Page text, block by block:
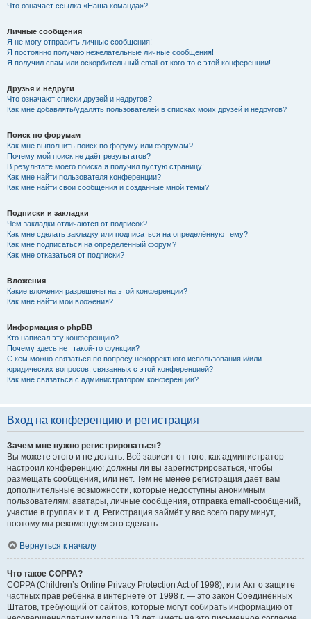
Что означает ссылка «Наша команда»?
Личные сообщения
Я не могу отправить личные сообщения!
Я постоянно получаю нежелательные личные сообщения!
Я получил спам или оскорбительный email от кого-то с этой конференции!
Друзья и недруги
Что означают списки друзей и недругов?
Как мне добавлять/удалять пользователей в списках моих друзей и недругов?
Поиск по форумам
Как мне выполнить поиск по форуму или форумам?
Почему мой поиск не даёт результатов?
В результате моего поиска я получил пустую страницу!
Как мне найти пользователя конференции?
Как мне найти свои сообщения и созданные мной темы?
Подписки и закладки
Чем закладки отличаются от подписок?
Как мне сделать закладку или подписаться на определённую тему?
Как мне подписаться на определённый форум?
Как мне отказаться от подписки?
Вложения
Какие вложения разрешены на этой конференции?
Как мне найти мои вложения?
Информация о phpBB
Кто написал эту конференцию?
Почему здесь нет такой-то функции?
С кем можно связаться по вопросу некорректного использования и/или
юридических вопросов, связанных с этой конференцией?
Как мне связаться с администратором конференции?
Вход на конференцию и регистрация
Зачем мне нужно регистрироваться?
Вы можете этого и не делать. Всё зависит от того, как администратор
настроил конференцию: должны ли вы зарегистрироваться, чтобы
размещать сообщения, или нет. Тем не менее регистрация даёт вам
дополнительные возможности, которые недоступны анонимным
пользователям: аватары, личные сообщения, отправка email-сообщений,
участие в группах и т. д. Регистрация займёт у вас всего пару минут,
поэтому мы рекомендуем это сделать.
Вернуться к началу
Что такое COPPA?
COPPA (Children’s Online Privacy Protection Act of 1998), или Акт о защите
частных прав ребёнка в интернете от 1998 г. — это закон Соединённых
Штатов, требующий от сайтов, которые могут собирать информацию от